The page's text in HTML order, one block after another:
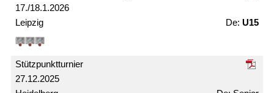
17./18.1.2026
Leipzig U15
27.12.2025
Stützpunkt­turnier